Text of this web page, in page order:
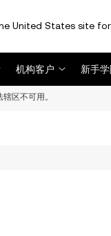
United States site
机构客户 新手
区不可用。